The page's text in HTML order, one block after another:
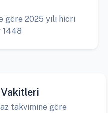
göre 2025 yılı hicri
1448
takvimine göre